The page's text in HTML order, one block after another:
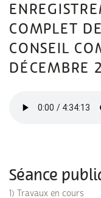
COMPLET
CONSEIL
DÉCEMBRE
Séance
1) Travaux en cours